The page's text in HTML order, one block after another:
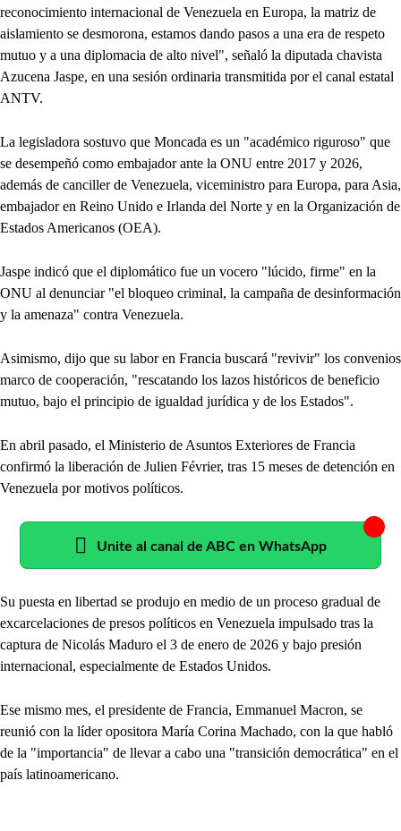
reconocimiento internacional de Venezuela en Europa, la matriz de
aislamiento se desmorona, estamos dando pasos a una era de respeto
mutuo y a una diplomacia de alto nivel", señaló la diputada chavista
Azucena Jaspe, en una sesión ordinaria transmitida por el canal estatal
ANTV.
La legisladora sostuvo que Moncada es un "académico riguroso" que
se desempeñó como embajador ante la ONU entre 2017 y 2026,
además de canciller de Venezuela, viceministro para Europa, para Asia,
embajador en Reino Unido e Irlanda del Norte y en la Organización de
Estados Americanos (OEA).
Jaspe indicó que el diplomático fue un vocero "lúcido, firme" en la
ONU al denunciar "el bloqueo criminal, la campaña de desinformación
y la amenaza" contra Venezuela.
Asimismo, dijo que su labor en Francia buscará "revivir" los convenios
marco de cooperación, "rescatando los lazos históricos de beneficio
mutuo, bajo el principio de igualdad jurídica y de los Estados".
En abril pasado, el Ministerio de Asuntos Exteriores de Francia
confirmó la liberación de Julien Février, tras 15 meses de detención en
Venezuela por motivos políticos.
Unite al canal de ABC en WhatsApp
Su puesta en libertad se produjo en medio de un proceso gradual de
excarcelaciones de presos políticos en Venezuela impulsado tras la
captura de Nicolás Maduro el 3 de enero de 2026 y bajo presión
internacional, especialmente de Estados Unidos.
Ese mismo mes, el presidente de Francia, Emmanuel Macron, se
reunió con la líder opositora María Corina Machado, con la que habló
de la "importancia" de llevar a cabo una "transición democrática" en el
país latinoamericano.